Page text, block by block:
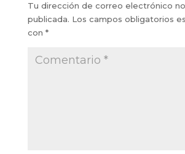
Tu dirección de correo electrónico
publicada. Los campos obligatorios
con *